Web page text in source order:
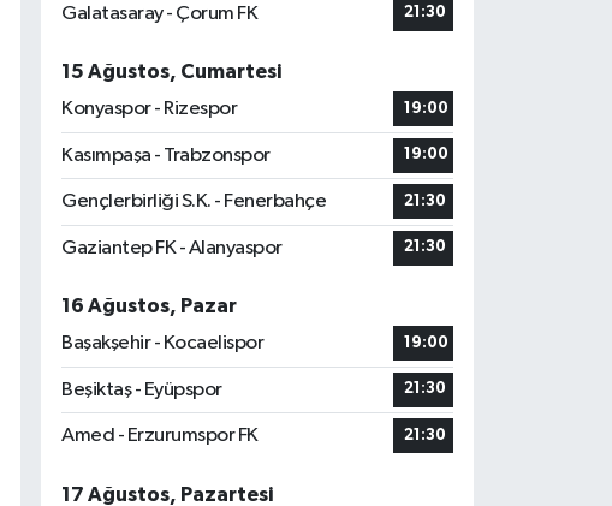
Galatasaray - Çorum FK
21:30
15 Ağustos, Cumartesi
Konyaspor - Rizespor
19:00
Kasımpaşa - Trabzonspor 19:00
Gençlerbirliği S.K. - Fenerbahçe 21:30
Gaziantep FK - Alanyaspor 21:30
16 Ağustos, Pazar
Başakşehir - Kocaelispor
19:00
Beşiktaş - Eyüpspor 21:30
Amed - Erzurumspor FK 21:30
17 Ağustos, Pazartesi